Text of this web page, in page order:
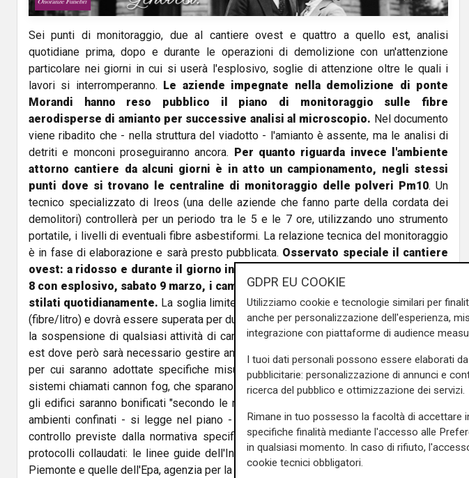
Sei punti di monitoraggio, due al cantiere ovest e quattro a quello est, analisi
quotidiane prima, dopo e durante le operazioni di demolizione con un'attenzione
particolare nei giorni in cui si userà l'esplosivo, soglie di attenzione oltre le quali i
lavori si interromperanno. Le aziende impegnate nella demolizione di ponte
Morandi hanno reso pubblico il piano di monitoraggio sulle fibre
aerodisperse di amianto per successive analisi al microscopio. Nel documento
viene ribadito che - nella struttura del viadotto - l'amianto è assente, ma le analisi di
detriti e monconi proseguiranno ancora. Per quanto riguarda invece l'ambiente
attorno cantiere da alcuni giorni è in atto un campionamento, negli stessi
punti dove si trovano le centraline di monitoraggio delle polveri Pm10. Un
tecnico specializzato di Ireos (una delle aziende che fanno parte della cordata dei
demolitori) controllerà per un periodo tra le 5 e le 7 ore, utilizzando uno strumento
portatile, i livelli di eventuali fibre asbestiformi. La relazione tecnica del monitoraggio
è in fase di elaborazione e sarà presto pubblicata. Osservato speciale il cantiere
ovest: a ridosso e durante il giorno in cui è prevista la demolizione della pila
8 con esplosivo, sabato 9 marzo, i campionamenti e le analisi relative saranno
stilati quotidianamente. La soglia limite per la presenza di fibre d'amianto è 0,6 ff/l
(fibre/litro) e dovrà essere superata per due misurazioni consecutive affinché avvenga
la sospensione di qualsiasi attività di cantiere. Il sistema sarà simile anche sul lato
est dove però sarà necessario gestire anche la demolizione dei palazzi di via Porro
per cui saranno adottate specifiche misure di contenimento della polverosità, con
sistemi chiamati cannon fog, che sparano acqua nebulizzata. Prima dell'abbattimento
gli edifici saranno bonificati "secondo le modalità previste dal piano di lavoro, come
ambienti confinati - si legge nel piano - e saranno assistite dalle usuali attività di
controllo previste dalla normativa specifica". Il piano di monitoraggio ricalca alcuni
protocolli collaudati: le linee guide dell'Inail sul tema, quelle emanate dalla Regione
Piemonte e quelle dell'Epa, agenzia per la protezione ambientale americana.
GDPR EU COOKIE
Utilizziamo cookie e tecnologie similari per
anche per personalizzazione dell'esperienza,
integrazione con piattaforme di audience
I tuoi dati personali possono essere elaborati
pubblicitarie: personalizzazione di annunci e
ricerca del pubblico e ottimizzazione dei servizi.
Rimane in tuo possesso la facoltà di accettare
specifiche finalità mediante l'accesso alle
in qualsiasi momento. In caso di rifiuto,
cookie tecnici obbligatori.